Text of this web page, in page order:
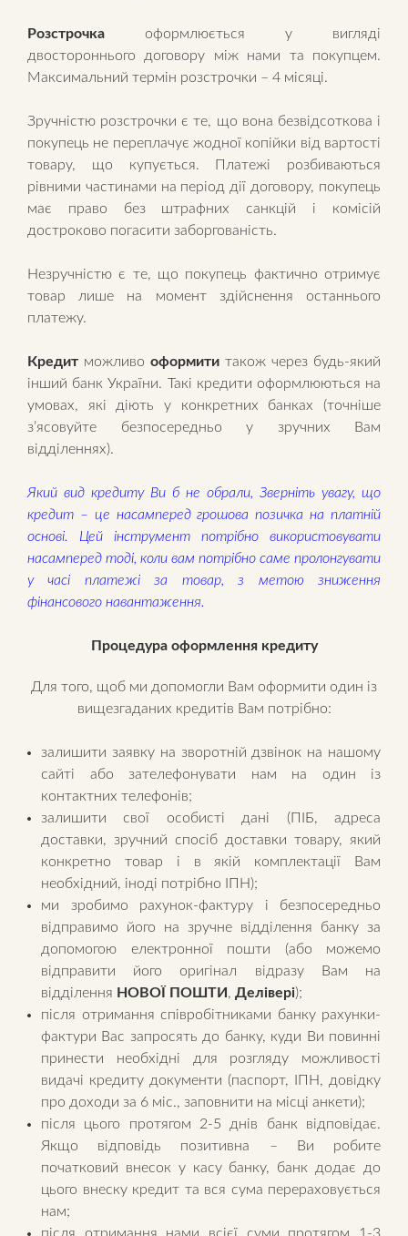
Розстрочка оформлюється у вигляді
двостороннього договору між нами та покупцем.
Максимальний термін розстрочки – 4 місяці.
Зручністю розстрочки є те, що вона безвідсоткова і
покупець не переплачує жодної копійки від вартості
товару, що купується. Платежі розбиваються
рівними частинами на період дії договору, покупець
має право без штрафних санкцій і комісій
достроково погасити заборгованість.
Незручністю є те, що покупець фактично отримує
товар лише на момент здійснення останнього
платежу.
Кредит можливо оформити також через будь-який
інший банк України. Такі кредити оформлюються на
умовах, які діють у конкретних банках (точніше
з’ясовуйте безпосередньо у зручних Вам
відділеннях).
Який вид кредиту Ви б не обрали, Зверніть увагу, що
кредит – це насамперед грошова позичка на платній
основі. Цей інструмент потрібно використовувати
насамперед тоді, коли вам потрібно саме пролонгувати
у часі платежі за товар, з метою зниження
фінансового навантаження.
Процедура оформлення кредиту
Для того, щоб ми допомогли Вам оформити один із
вищезгаданих кредитів Вам потрібно:
залишити заявку на зворотній дзвінок на нашому
сайті або зателефонувати нам на один із
контактних телефонів;
залишити свої особисті дані (ПІБ, адреса
доставки, зручний спосіб доставки товару, який
конкретно товар і в якій комплектації Вам
необхідний, іноді потрібно ІПН);
ми зробимо рахунок-фактуру і безпосередньо
відправимо його на зручне відділення банку за
допомогою електронної пошти (або можемо
відправити його оригінал відразу Вам на
відділення НОВОЇ ПОШТИ , Делівері);
після отримання співробітниками банку рахунки-
фактури Вас запросять до банку, куди Ви повинні
принести необхідні для розгляду можливості
видачі кредиту документи (паспорт, ІПН, довідку
про доходи за 6 міс., заповнити на місці анкети);
після цього протягом 2-5 днів банк відповідає.
Якщо відповідь позитивна – Ви робите
початковий внесок у касу банку, банк додає до
цього внеску кредит та вся сума перераховується
нам;